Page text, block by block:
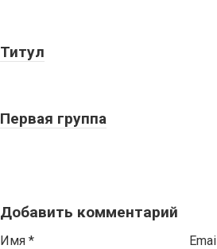
Титул
Первая группа
Добавить комментарий
Имя *